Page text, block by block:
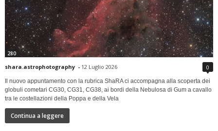
280
shara.astrophotography - 12 Luglio 2026 0
Il nuovo appuntamento con la rubrica ShaRA ci accompagna alla scoperta dei
globuli cometari CG30, CG31, CG38, ai bordi della Nebulosa di Gum a cavallo
tra le costellazioni della Poppa e della Vela
Continua a leggere